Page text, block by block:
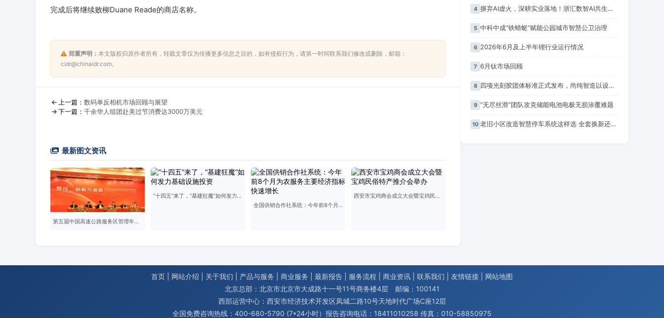
完成后将继续败柳Duane Reade的商店名称。
郑重声明： 本文版权归原作者所有，转载文章仅为传播更多信息之目的，如有侵权行为，请第一时间联系我们修改或删除，邮箱：
cidr@chinaidr.com。
上一篇： 数码单反相机市场回顾与展望
下一篇： 千余华人组团赴美过节消费达3000万美元
最新图文资讯
第五届中国高速公路服务区管理年会在广东召开
“十四五”来了，“基建狂魔”如何发力基础设施投资
全国供销合作社系统：今年前8个月为农服务主要经济指标快速增长
西安市宝鸡商会成立大会暨宝鸡民俗特产推介会举办
4 摒弃AI虚火，深耕实业落地！浙汇数智AI共生产业联盟正式成立
5 中科中成“铁蜻蜓”赋能公园城市智慧公卫治理
6 2026年6月及上半年锂行业运行情况
7 6月钛市场回顾
8 四项光刻胶团体标准正式发布，尚纯智造以设备商身份跻身标准起草席
9 “无尽丝滑”团队攻克储能电池电极无损涂覆难题
10 老旧小区改造智慧停车系统这样选 全套换新还是轻量化利旧一次性讲清
首页 网站介绍 关于我们 产品与服务 商业服务 最新报告 服务流程 商业资讯 联系我们 友情链接
网站地图
北京总部：北京市北京市大成路十一号11号商务楼4层 邮编：100141
西部运营中心：西安市经济技术开发区凤城二路10号天地时代广场C座12层
全国免费咨询热线：400-680-5790 (7*24小时）报告咨询电话：18411010258 传真：010-58850975